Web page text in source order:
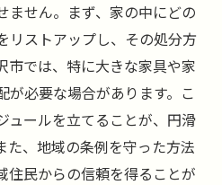
ません。まず、家の中にどの
リストアップし、その処分方
市では、特に大きな家具や家
が必要な場合があります。こ
ュールを立てることが、円滑
た、地域の条例を守った方法
住民からの信頼を得ることが